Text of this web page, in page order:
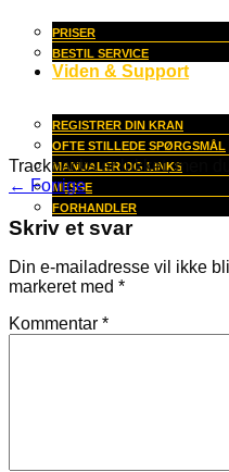
PRISER
BESTIL SERVICE
Viden & Support
REGISTRER DIN KRAN
OFTE STILLEDE SPØRGSMÅL
MANUALER OG LINKS
MESSE
FORHANDLER
Trackbacks er lukket, men
← Forrige
Skriv et svar
Din e-mailadresse vil ikke
markeret med *
Kommentar *